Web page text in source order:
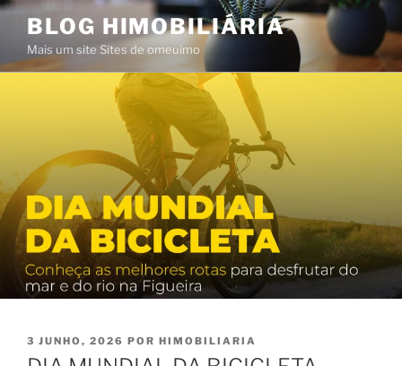
Saltar
conteúdo
BLOG HIMOBILIÁRIA
Mais um site Sites de omeuimo
PUBLICADO
EM
3 JUNHO, 2026 POR HIMOBILIARIA